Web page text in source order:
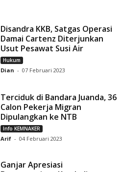
Disandra KKB, Satgas Operasi
Damai Cartenz Diterjunkan
Usut Pesawat Susi Air
Hukum
Dian - 07 Februari 2023
Terciduk di Bandara Juanda, 36
Calon Pekerja Migran
Dipulangkan ke NTB
Info KEMNAKER
Arif - 04 Februari 2023
Ganjar Apresiasi